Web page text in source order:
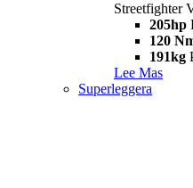
Streetfighter
205hp
120
191kg
Lee Mas
Superleggera